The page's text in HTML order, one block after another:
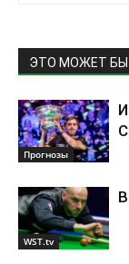
ЭТО МОЖЕТ
Прогнозы
WST.tv